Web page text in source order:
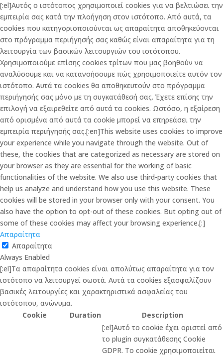
[:el]Αυτός ο ιστότοπος χρησιμοποιεί cookies για να βελτιώσει την
εμπειρία σας κατά την πλοήγηση στον ιστότοπο. Από αυτά, τα
cookies που κατηγοριοποιούνται ως απαραίτητα αποθηκεύονται
στο πρόγραμμα περιήγησής σας καθώς είναι απαραίτητα για τη
λειτουργία των βασικών λειτουργιών του ιστότοπου.
Χρησιμοποιούμε επίσης cookies τρίτων που μας βοηθούν να
αναλύσουμε και να κατανοήσουμε πώς χρησιμοποιείτε αυτόν τον
ιστότοπο. Αυτά τα cookies θα αποθηκευτούν στο πρόγραμμα
περιήγησής σας μόνο με τη συγκατάθεσή σας. Έχετε επίσης την
επιλογή να εξαιρεθείτε από αυτά τα cookies. Ωστόσο, η εξαίρεση
από ορισμένα από αυτά τα cookie μπορεί να επηρεάσει την
εμπειρία περιήγησής σας.[:en]This website uses cookies to improve
your experience while you navigate through the website. Out of
these, the cookies that are categorized as necessary are stored on
your browser as they are essential for the working of basic
functionalities of the website. We also use third-party cookies that
help us analyze and understand how you use this website. These
cookies will be stored in your browser only with your consent. You
also have the option to opt-out of these cookies. But opting out of
some of these cookies may affect your browsing experience.[:]
Απαραίτητα
Απαραίτητα
Always Enabled
[:el]Τα απαραίτητα cookies είναι απολύτως απαραίτητα για τον
ιστότοπο να λειτουργεί σωστά. Αυτά τα cookies εξασφαλίζουν
βασικές λειτουργίες και χαρακτηριστικά ασφαλείας του
ιστότοπου, ανώνυμα.
Cookie
Duration Description
[:el]Αυτό το cookie έχει οριστεί από
το plugin συγκατάθεσης Cookie
GDPR. Το cookie χρησιμοποιείται